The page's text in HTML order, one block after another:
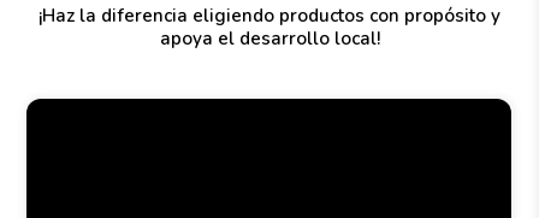
¡Haz la diferencia eligiendo productos con propósito y
apoya el desarrollo local!